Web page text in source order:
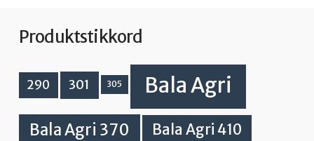
Produktstikkord
290 301 305 Bala Agri
Bala Agri 370 Bala Agri 410